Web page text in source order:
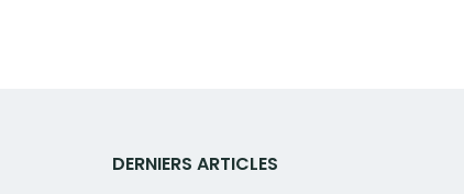
DERNIERS ARTICLES